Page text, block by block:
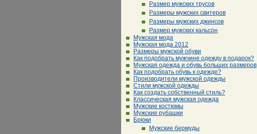
Размер мужских трусов
Размеры мужских свитеров
Размеры мужских джинсов
Размер мужских кальсон
Мужская мода
Мужская мода 2012
Размеры мужской обуви
Как подобрать мужчине одежду в подарок?
Мужская одежда и обувь больших размеров
Как подобрать обувь к одежде?
Производители мужской одежды
Стили мужской одежды
Как создать собственный стиль?
Классическая мужская одежда
Мужские костюмы
Мужские рубашки
Брюки
Мужские бермуды